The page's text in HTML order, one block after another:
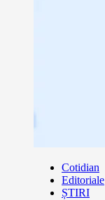
Cotidian
Editoriale
ȘTIRI